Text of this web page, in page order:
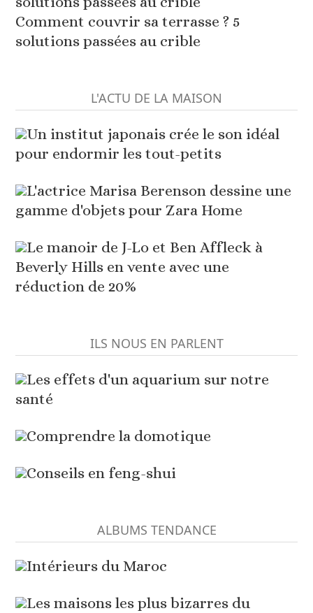
Comment couvrir sa terrasse ? 5
solutions passées au crible
L'ACTU DE LA MAISON
Un institut japonais crée le son idéal
pour endormir les tout-petits
L'actrice Marisa Berenson dessine une
gamme d'objets pour Zara Home
Le manoir de J-Lo et Ben Affleck à
Beverly Hills en vente avec une
réduction de 20%
ILS NOUS EN PARLENT
Les effets d'un aquarium sur notre
santé
Comprendre la domotique
Conseils en feng-shui
ALBUMS TENDANCE
Intérieurs du Maroc
Les maisons les plus bizarres du